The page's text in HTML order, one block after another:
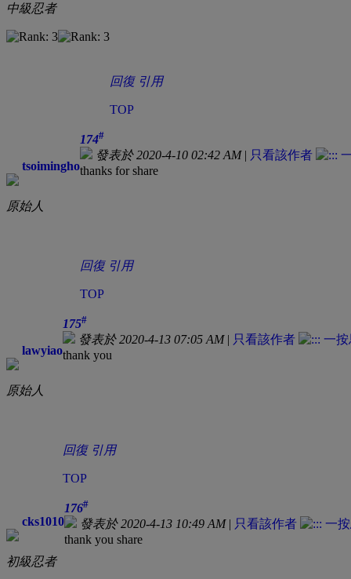
中級忍者
回復 引用
TOP
tsoimingho
原始人
174#
發表於 2020-4-10 02:42 AM| 只看該作者
thanks for share
回復 引用
TOP
lawyiao
原始人
175#
發表於 2020-4-13 07:05 AM| 只看該作者
thank you
回復 引用
TOP
cks1010
初級忍者
176#
發表於 2020-4-13 10:49 AM| 只看該作者
thank you share